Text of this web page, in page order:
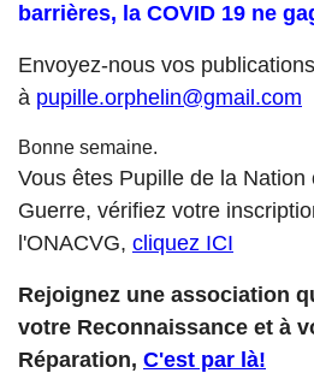
barrières, la COVID 19 ne
Envoyez-nous vos
à pupille.orphelin@gmail.com
Bonne semaine.
Vous êtes Pupille de la Nation
Guerre, vérifiez votre
l'ONACVG, cliquez ICI
Rejoignez une association
votre Reconnaissance et à
Réparation, C'est par là!